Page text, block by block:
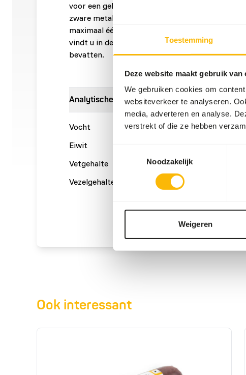
Toestemming
Deze website maakt gebruik van
We gebruiken cookies om
websiteverkeer te analyseren.
media, adverteren en analyse.
verstrekt of die ze hebben
Noodzakelijk
Weigeren
voor een gebalanceerd menu. Vanwege de
zware metalen in wildproducten raden wij aan
maximaal één keer in de week te voeren. Meer
vindt u in de kennisbank. Kan (delen van) stalen
bevatten.
Analytische bestanddelen
Vocht 58% Ruwe as
Eiwit
Vetgehalte
11%
Vezelgehalte
0,6%
Ook interessant